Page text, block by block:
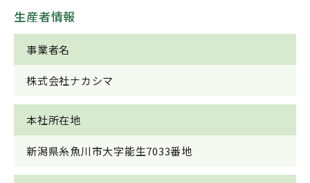
生産者情報
事業者名
株式会社ナカシマ
本社所在地
新潟県糸魚川市大字能生7033番地